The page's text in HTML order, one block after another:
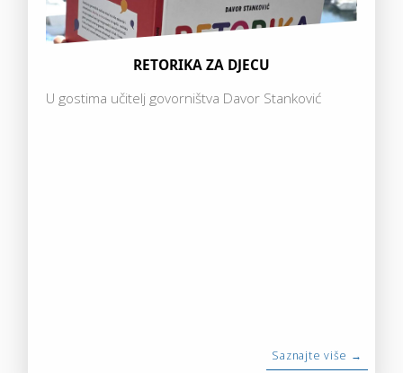
RETORIKA ZA DJECU
U gostima učitelj govorništva Davor Stanković
Saznajte više →